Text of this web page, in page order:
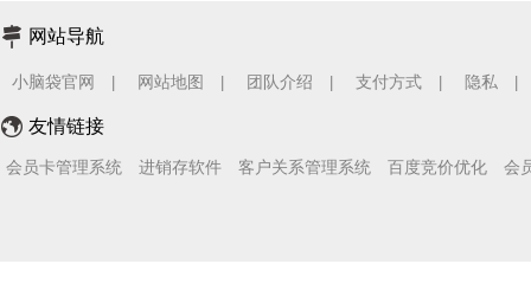
网站导航
小脑袋官网 网站地图 团队介绍 支付方式 隐私
友情链接
会员卡管理系统 进销存软件 客户关系管理系统 百度竞价优化 会